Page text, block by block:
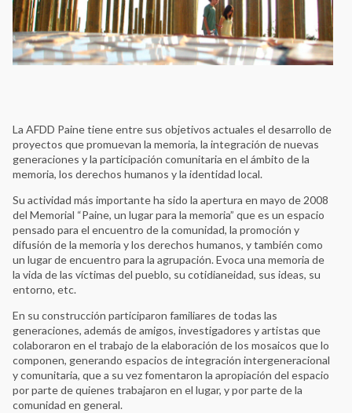
La AFDD Paine tiene entre sus objetivos actuales el desarrollo de
proyectos que promuevan la memoria, la integración de nuevas
generaciones y la participación comunitaria en el ámbito de la
memoria, los derechos humanos y la identidad local.
Su actividad más importante ha sido la apertura en mayo de 2008
del Memorial “Paine, un lugar para la memoria” que es un espacio
pensado para el encuentro de la comunidad, la promoción y
difusión de la memoria y los derechos humanos, y también como
un lugar de encuentro para la agrupación. Evoca una memoria de
la vida de las víctimas del pueblo, su cotidianeidad, sus ideas, su
entorno, etc.
En su construcción participaron familiares de todas las
generaciones, además de amigos, investigadores y artistas que
colaboraron en el trabajo de la elaboración de los mosaicos que lo
componen, generando espacios de integración intergeneracional
y comunitaria, que a su vez fomentaron la apropiación del espacio
por parte de quienes trabajaron en el lugar, y por parte de la
comunidad en general.
Ver Todos
Rede Latino-Americana e do Caribe de Sitios de Memória
Archivo Histórico de la Policía Nacional
Archivo Provincial de la Memoria de Córdoba
Asociación Caminos de la Memoria
ASOCIACIÓN DE FAMILIARES DE DETENIDOS
DESAPARECIDOS Y MÁRTIRES POR LA LIBERACIÓN
NACIONAL (ASOFAMD)